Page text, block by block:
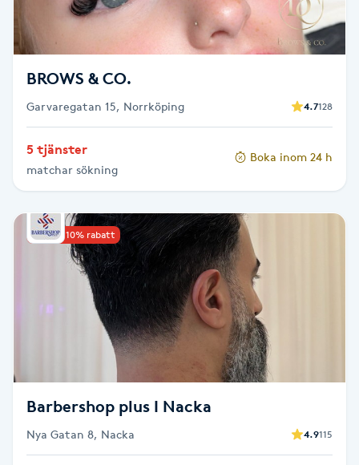
Skäggfärgning
Skäggklippning
Skönhet
Slingor
Spa manikyr & pedikyr
Spa-pedikyr
BROWS & CO.
Garvaregatan 15, Norrköping 4.7128
5 tjänster
matchar sökning
Boka inom 24 h
Upp till 10% rabatt
Barbershop plus I Nacka
Nya Gatan 8, Nacka 4.9115